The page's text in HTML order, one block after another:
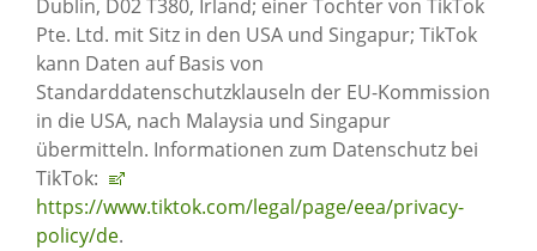
Dublin, D02 T380, Irland; einer Tochter von TikTok
Pte. Ltd. mit Sitz in den USA und Singapur; TikTok
kann Daten auf Basis von
Standarddatenschutzklauseln der EU-Kommission
in die USA, nach Malaysia und Singapur
übermitteln. Informationen zum Datenschutz bei
TikTok:
https://www.tiktok.com/legal/page/eea/privacy-
policy/de.